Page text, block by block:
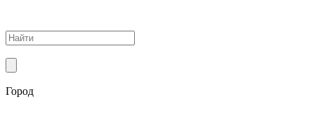
Город